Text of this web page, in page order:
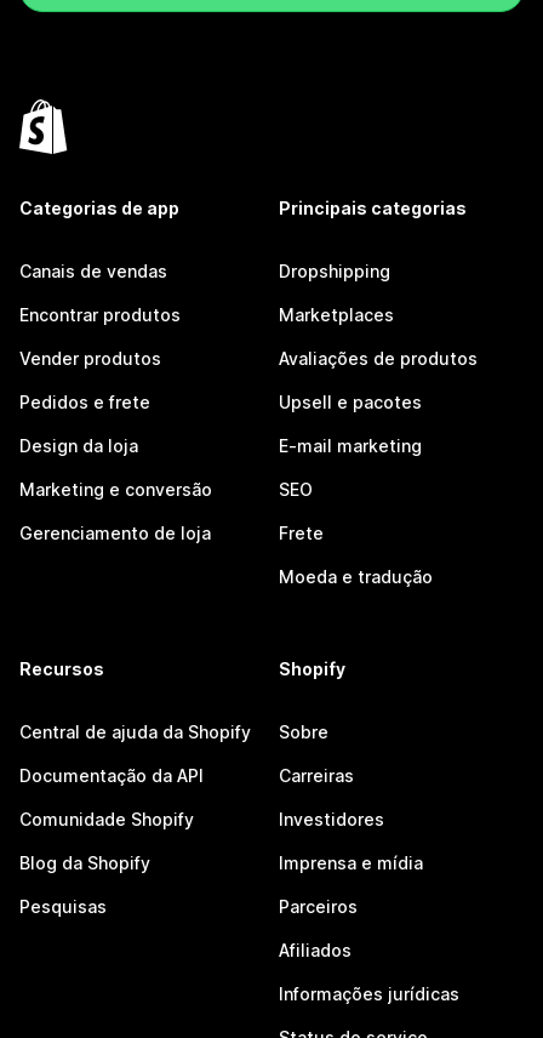
Categorias de app
Canais de vendas
Encontrar produtos
Vender produtos
Pedidos e frete
Design da loja
Marketing e conversão
Gerenciamento de loja
Principais categorias
Dropshipping
Marketplaces
Avaliações de produtos
Upsell e pacotes
E-mail marketing
SEO
Frete
Moeda e tradução
Recursos
Central de ajuda da Shopify
Documentação da API
Comunidade Shopify
Blog da Shopify
Pesquisas
Shopify
Sobre
Carreiras
Investidores
Imprensa e mídia
Parceiros
Afiliados
Informações jurídicas